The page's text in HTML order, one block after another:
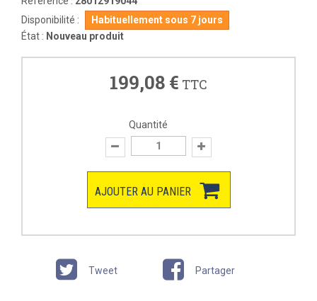
Disponibilité :
Habituellement sous 7 jours
État : Nouveau produit
199,08 € TTC
Quantité
AJOUTER AU PANIER
Tweet Partager